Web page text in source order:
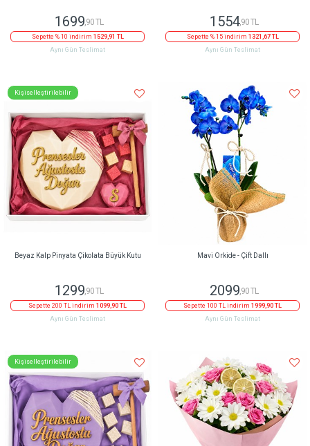
1699,90 TL
Sepette % 10 indirim 1529,91 TL
Aynı Gün Teslimat
1554,90 TL
Sepette % 15 indirim 1321,67 TL
Aynı Gün Teslimat
Kişiselleştirilebilir
Beyaz Kalp Pinyata Çikolata Büyük Kutu
1299 ,90 TL
Sepette 200 TL indirim 1099,90 TL
Aynı Gün Teslimat
Mavi Orkide - Çift Dallı
2099 ,90 TL
Sepette 100 TL indirim 1999,90 TL
Aynı Gün Teslimat
Kişiselleştirilebilir